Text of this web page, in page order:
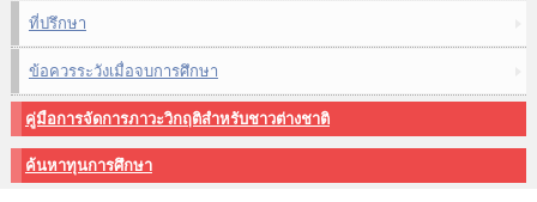
ที่ปรึกษา
ข้อควรระวังเมื่อจบการศึกษา
คู่มือการจัดการภาวะวิกฤติสำหรับชาวต่างชาติ
ค้นหาทุนการศึกษา